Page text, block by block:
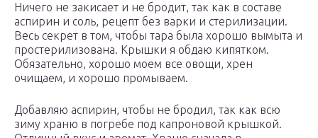
Ничего не закисает и не бродит, так как в составе
аспирин и соль, рецепт без варки и стерилизации.
Весь секрет в том, чтобы тара была хорошо вымыта и
простерилизована. Крышки я обдаю кипятком.
Обязательно, хорошо моем все овощи, хрен
очищаем, и хорошо промываем.
Добавляю аспирин, чтобы не бродил, так как всю
зиму храню в погребе под капроновой крышкой.